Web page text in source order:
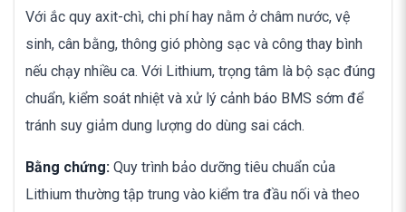
Với ắc quy axit-chì, chi phí hay nằm ở châm nước, vệ
sinh, cân bằng, thông gió phòng sạc và công thay bình
nếu chạy nhiều ca. Với Lithium, trọng tâm là bộ sạc đúng
chuẩn, kiểm soát nhiệt và xử lý cảnh báo BMS sớm để
tránh suy giảm dung lượng do dùng sai cách.
Bằng chứng: Quy trình bảo dưỡng tiêu chuẩn của
Lithium thường tập trung vào kiểm tra đầu nối và theo